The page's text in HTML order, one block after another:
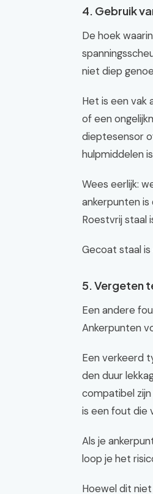
4. Gebruik
De hoek
niet diep
Het is een vak
of een
dieptesensor
hulpmiddelen
Wees eerlijk:
ankerpunten
Roestvrij staal
Gecoat staal
5. Vergeten
Een andere
Ankerpunten
Een verkeerd
den duur
compatibel
is een fout die
Als je
loop je het
Hoewel dit